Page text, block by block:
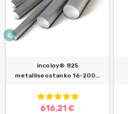
incoloy® 825
metalliseostanko 16-200...
616,21 €